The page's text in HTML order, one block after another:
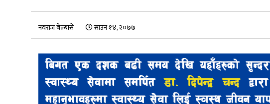
नवराज बेल्बासे साउन १४, २०७७